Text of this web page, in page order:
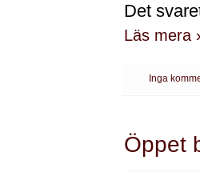
Det
Läs mera
Inga
Öppet